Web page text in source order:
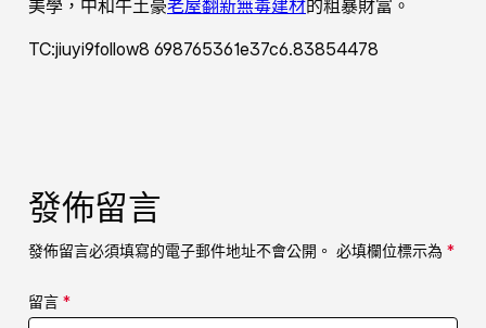
美學，中和牛土豪老屋翻新無毒建材的粗暴財富。
TC:jiuyi9follow8 698765361e37c6.83854478
發佈留言
發佈留言必須填寫的電子郵件地址不會公開。 必填欄位標示為 *
留言 *